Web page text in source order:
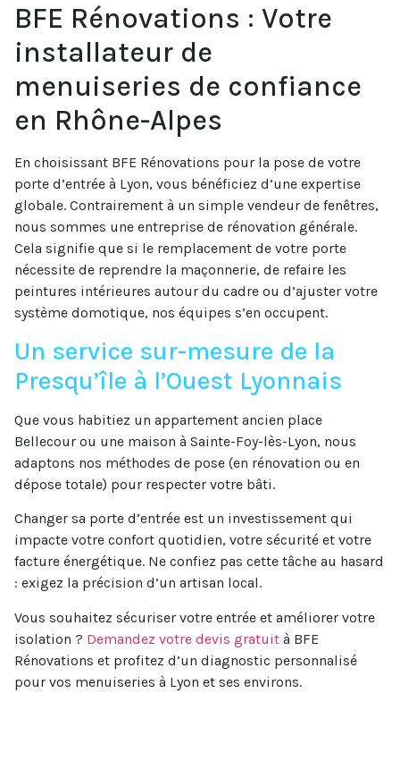
BFE Rénovations : Votre
installateur de
menuiseries de confiance
en Rhône-Alpes
En choisissant BFE Rénovations pour la pose de votre
porte d’entrée à Lyon, vous bénéficiez d’une expertise
globale. Contrairement à un simple vendeur de fenêtres,
nous sommes une entreprise de rénovation générale.
Cela signifie que si le remplacement de votre porte
nécessite de reprendre la maçonnerie, de refaire les
peintures intérieures autour du cadre ou d’ajuster votre
système domotique, nos équipes s’en occupent.
Un service sur-mesure de la
Presqu’île à l’Ouest Lyonnais
Que vous habitiez un appartement ancien place
Bellecour ou une maison à Sainte-Foy-lès-Lyon, nous
adaptons nos méthodes de pose (en rénovation ou en
dépose totale) pour respecter votre bâti.
Changer sa porte d’entrée est un investissement qui
impacte votre confort quotidien, votre sécurité et votre
facture énergétique. Ne confiez pas cette tâche au hasard
: exigez la précision d’un artisan local.
Vous souhaitez sécuriser votre entrée et améliorer votre
isolation ? Demandez votre devis gratuit à BFE
Rénovations et profitez d’un diagnostic personnalisé
pour vos menuiseries à Lyon et ses environs.